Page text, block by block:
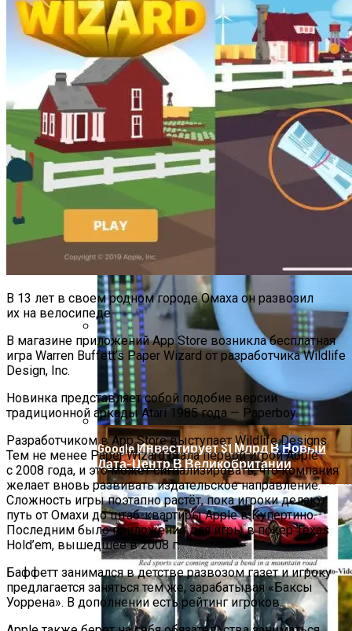
Марина Неёлова Госпитализирована,
Какая Причина Произошедшего
Звезды, Которые Трагически Погибли,
Стремясь К Вечной Молодости
Новое Программное Обеспечение С
Открытым Исходным Кодом Делает
Модели ИИ Легче И Экологичнее
Google Инвестирует $1 Млрд В Новый
Дата-Центр В Великобритании
В 13 лет в своем родном городе Омаха он развозил
их на велосипеде.
В магазине приложений App Store возникла бесплатная
игра Warren Buffett’s Paper Wizard от разработчика Wildlife
Design, Inc.
Новинка представляет собой подобие версии
традиционной аркады Atari 1985 года — Paperboy.
Разработчиком в App Store выступает Wildlife Designs.
Тем не менее Paper Wizard стала первой игрой Apple
с 2008 года, и это может сигнализировать, что компания
желает вновь развивать издательское направление.
Сложность игры поэтапно растёт, пока игроки делают
путь от Омахи до штаб-квартиры Apple в Купертино.
Последним было приложение для игры в покер Texas
Hold’em, вышедшее в 2008 г.
Баффетт занимался в детстве развозом газет и игроку
предлагается заняться тем же, зарабатывая «Баксы
Уоррена». В дополнении есть рейтинг игроков.